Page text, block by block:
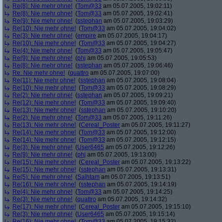
Re(8): Nie mehr ohne! (Tom@33 am 05.07.2005, 19:02:11)
Re(8): Nie mehr ohne! (Tom@33 am 05.07.2005, 19:02:41)
Re(9): Nie mehr ohne! (sstephan am 05.07.2005, 19:03:29)
Re(10): Nie mehr ohne! (Tom@33 am 05.07.2005, 19:04:02)
Re(3): Nie mehr ohne! (empire am 05.07.2005, 19:04:17)
Re(10): Nie mehr ohne! (Tom@33 am 05.07.2005, 19:04:27)
Re(4): Nie mehr ohne! (Tom@33 am 05.07.2005, 19:05:47)
Re(9): Nie mehr ohne! (phj am 05.07.2005, 19:05:53)
Re(8): Nie mehr ohne! (sstephan am 05.07.2005, 19:06:46)
Re: Nie mehr ohne! (quattro am 05.07.2005, 19:07:00)
Re(11): Nie mehr ohne! (sstephan am 05.07.2005, 19:08:04)
Re(10): Nie mehr ohne! (Tom@33 am 05.07.2005, 19:08:29)
Re(2): Nie mehr ohne! (sstephan am 05.07.2005, 19:09:21)
Re(12): Nie mehr ohne! (Tom@33 am 05.07.2005, 19:09:40)
Re(13): Nie mehr ohne! (sstephan am 05.07.2005, 19:10:20)
Re(2): Nie mehr ohne! (Tom@33 am 05.07.2005, 19:11:26)
Re(13): Nie mehr ohne! (Cereal_Poster am 05.07.2005, 19:11:27)
Re(14): Nie mehr ohne! (Tom@33 am 05.07.2005, 19:12:00)
Re(14): Nie mehr ohne! (Tom@33 am 05.07.2005, 19:12:15)
Re(3): Nie mehr ohne! (User6465 am 05.07.2005, 19:12:26)
Re(9): Nie mehr ohne! (phj am 05.07.2005, 19:13:00)
Re(15): Nie mehr ohne! (Cereal_Poster am 05.07.2005, 19:13:22)
Re(15): Nie mehr ohne! (sstephan am 05.07.2005, 19:13:31)
Re(5): Nie mehr ohne! (Sajhtam am 05.07.2005, 19:13:51)
Re(16): Nie mehr ohne! (sstephan am 05.07.2005, 19:14:19)
Re(4): Nie mehr ohne! (Tom@33 am 05.07.2005, 19:14:25)
Re(3): Nie mehr ohne! (quattro am 05.07.2005, 19:14:32)
Re(17): Nie mehr ohne! (Cereal_Poster am 05.07.2005, 19:15:10)
Re(3): Nie mehr ohne! (User6465 am 05.07.2005, 19:15:14)